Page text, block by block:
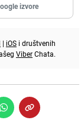
izvore
| iOS i društvenih
ViberChata.